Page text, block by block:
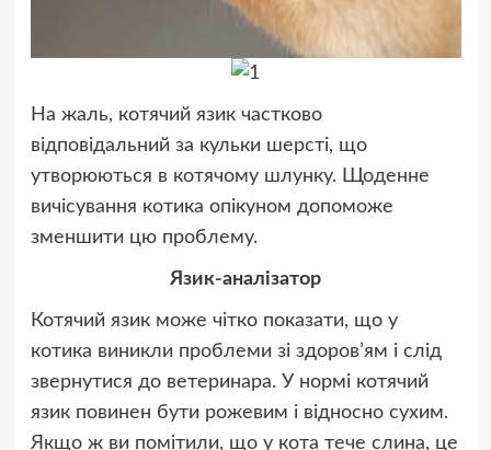
На жаль, котячий язик частково
відповідальний за кульки шерсті, що
утворюються в котячому шлунку. Щоденне
вичісування котика опікуном допоможе
зменшити цю проблему.
Язик-аналізатор
Котячий язик може чітко показати, що у
котика виникли проблеми зі здоров’ям і слід
звернутися до ветеринара. У нормі котячий
язик повинен бути рожевим і відносно сухим.
Якщо ж ви помітили, що у кота тече слина, це